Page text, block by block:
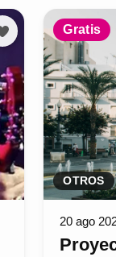
Gratis
OTROS
20 ago